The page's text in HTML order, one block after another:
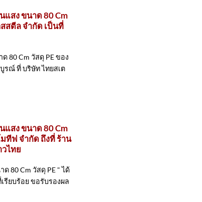
สง ขนาด 80 Cm
สตีล จำกัด เป็นที่
80 Cm วัสดุ PE ของ
รณ์ ที่ บริษัท ไทยสเต
สง ขนาด 80 Cm
ทีฟ จำกัด ถึงที่ ร้าน
ไทย
80 Cm วัสดุ PE " ได้
รียบร้อย ขอรับรองผล